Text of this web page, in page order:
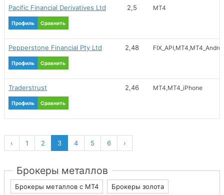
Pacific Financial Derivatives Ltd
Профиль Сравнить
2,5 MT4
Pepperstone Financial Pty Ltd
Профиль Сравнить
2,48 FIX_API MT4
Traderstrust
Профиль Сравнить
2,46 MT4 MT4_iPhone
‹ 1 2 3 4 5 6 ›
Брокеры металлов
Брокеры металлов с МТ4 Брокеры золота